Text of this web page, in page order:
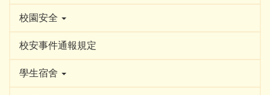
校園安全
校安事件通報規定
學生宿舍